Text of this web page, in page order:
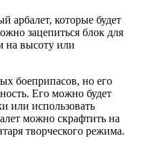
арбалет, которые будет
зацепиться блок для
на высоту или
боеприпасов, но его
Его можно будет
или использовать
можно скрафтить на
творческого режима.